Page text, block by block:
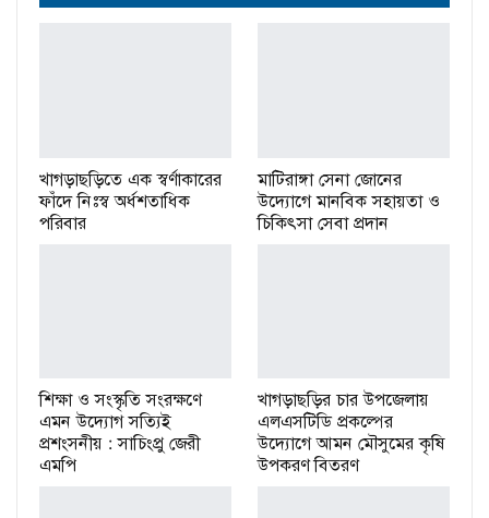
খাগড়াছড়িতে এক স্বর্ণাকারের
ফাঁদে নিঃস্ব অর্ধশতাধিক
পরিবার
মাটিরাঙ্গা সেনা জোনের
উদ্যোগে মানবিক সহায়তা ও
চিকিৎসা সেবা প্রদান
শিক্ষা ও সংস্কৃতি সংরক্ষণে
এমন উদ্যোগ সত্যিই
প্রশংসনীয় : সাচিংপ্রু জেরী
এমপি
খাগড়াছড়ির চার উপজেলায়
এলএসটিডি প্রকল্পের
উদ্যোগে আমন মৌসুমের কৃষি
উপকরণ বিতরণ